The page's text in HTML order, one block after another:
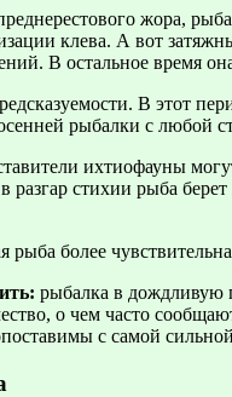
жора,
клева. А вот
В остальное время
В этот
рыбалки с любой
ихтиофауны
разгар стихии рыба
рыба более
рыбалка в дождливую
о чем часто
с самой